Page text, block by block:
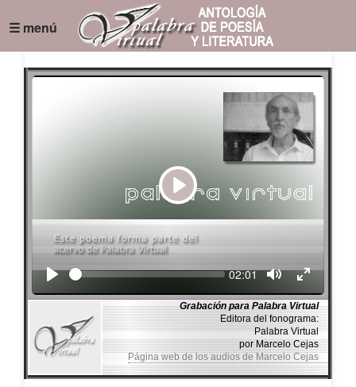
☰ menú
Play
Seek Current
02:01
Grabación para Palabra Virtual
Editora del fonograma:
Palabra Virtual
por Marcelo Cejas
Página web de los audios de Marcelo Cejas